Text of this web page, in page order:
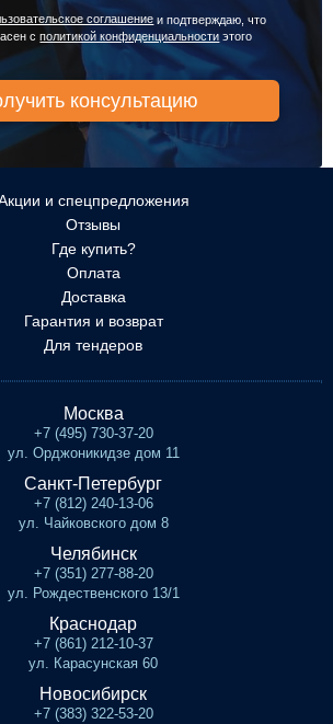
соглашение и подтверждаю, что
сполитикой конфиденциальности этого
и спецпредложения
Отзывы
Где купить?
Оплата
Доставка
Гарантия и возврат
Для тендеров
Москва
+7 (495) 730-37-20
ул. Орджоникидзе дом 11
Санкт-Петербург
+7 (812) 240-13-06
ул. Чайковского дом 8
Челябинск
+7 (351) 277-88-20
ул. Рождественского 13/1
Краснодар
+7 (861) 212-10-37
ул. Карасунская 60
Новосибирск
+7 (383) 322-53-20